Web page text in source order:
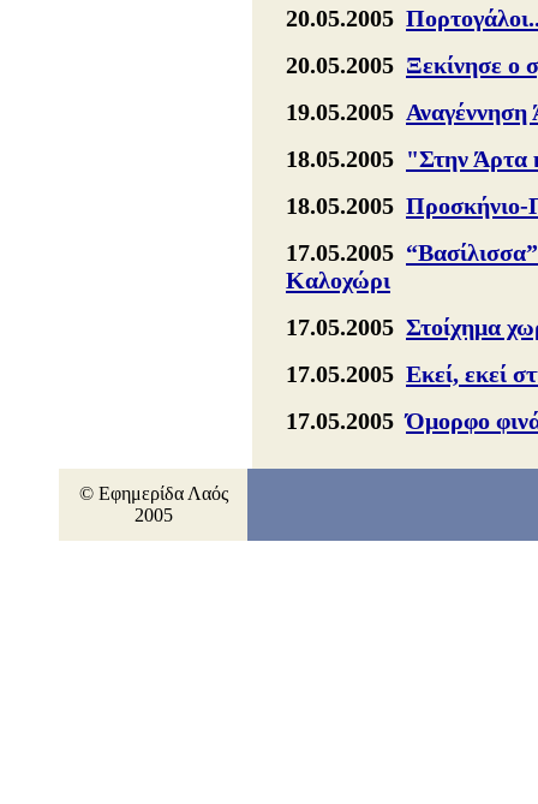
20.05.2005
20.05.2005 Ξεκίνησε ο
19.05.2005
18.05.2005 "Στην Άρτα
18.05.2005 Προσκήνιο-
17.05.2005
Καλοχώρι
17.05.2005 Στοίχημα
17.05.2005 Εκεί, εκεί
17.05.2005Όμορφο
© Εφημερίδα Λαός
2005